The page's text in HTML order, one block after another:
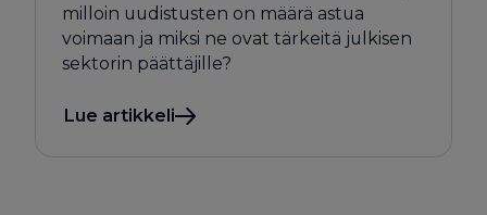
milloin uudistusten on määrä astua
voimaan ja miksi ne ovat tärkeitä julkisen
sektorin päättäjille?
Lue artikkeli